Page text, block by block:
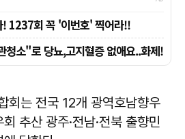
회는 전국 12개 광역호남향우
추산 광주·전남·전북 출향민